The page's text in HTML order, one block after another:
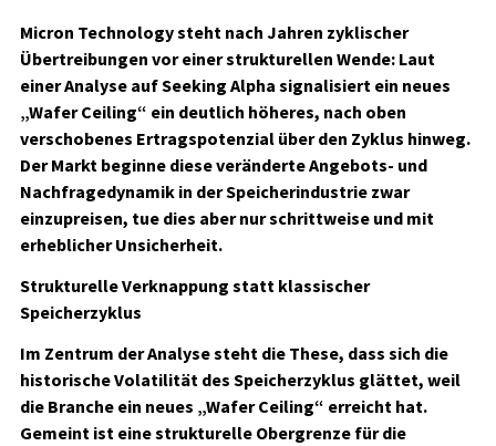
Micron Technology steht nach Jahren zyklischer
Übertreibungen vor einer strukturellen Wende: Laut
einer Analyse auf Seeking Alpha signalisiert ein neues
„Wafer Ceiling“ ein deutlich höheres, nach oben
verschobenes Ertragspotenzial über den Zyklus hinweg.
Der Markt beginne diese veränderte Angebots- und
Nachfragedynamik in der Speicherindustrie zwar
einzupreisen, tue dies aber nur schrittweise und mit
erheblicher Unsicherheit.
Strukturelle Verknappung statt klassischer
Speicherzyklus
Im Zentrum der Analyse steht die These, dass sich die
historische Volatilität des Speicherzyklus glättet, weil
die Branche ein neues „Wafer Ceiling“ erreicht hat.
Gemeint ist eine strukturelle Obergrenze für die